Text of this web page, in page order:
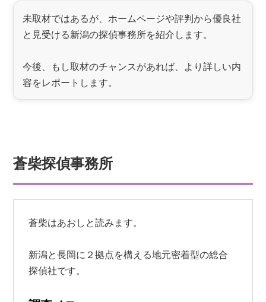
未取材ではあるが、ホームページや評判から優良社
と見受ける新潟の探偵事務所を紹介します。
今後、もし取材のチャンスがあれば、より詳しい内
容をレポートします。
蒼柴探偵事務所
蒼柴はあおしと読みます。
新潟と長岡に２拠点を構える地元密着型の総合
探偵社です。